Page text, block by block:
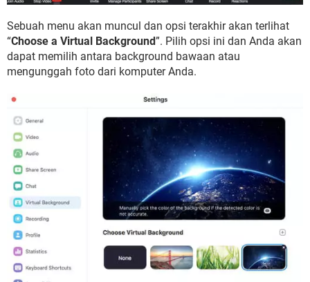
Sebuah menu akan muncul dan opsi terakhir akan terlihat
“Choose a Virtual Background”. Pilih opsi ini dan Anda akan
dapat memilih antara background bawaan atau
mengunggah foto dari komputer Anda.